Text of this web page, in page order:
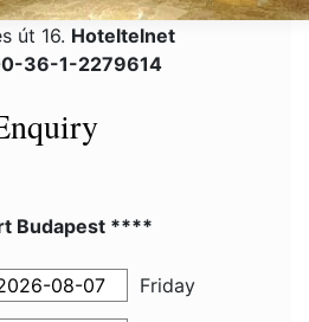
út 16. Hoteltelnet
36-1-2279614
Budapest ****
Friday